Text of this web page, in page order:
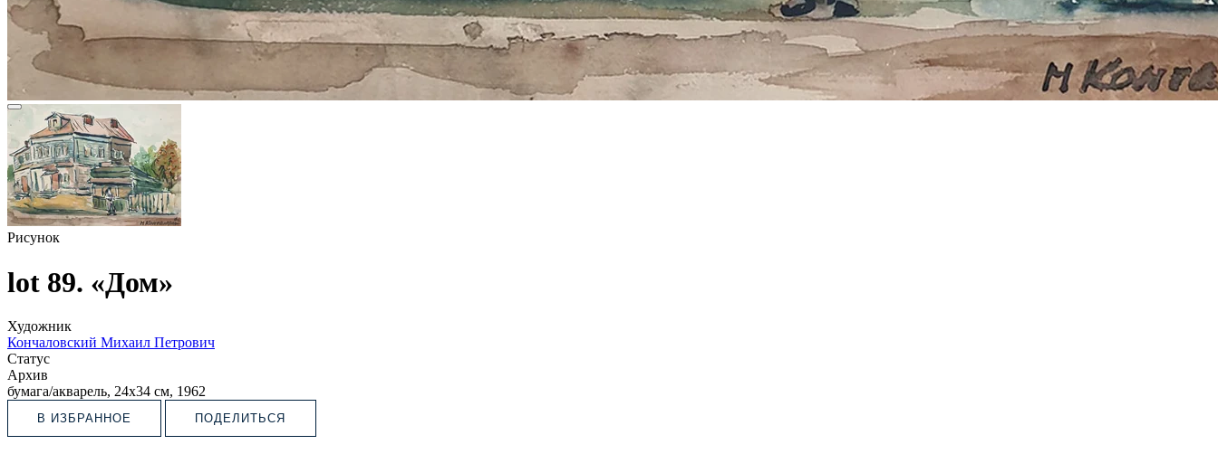
Рисунок
lot 89. «Дом»
Художник
Кончаловский Михаил Петрович
Статус
Архив
бумага/акварель, 24х34 см, 1962
В ИЗБРАННОЕ ПОДЕЛИТЬСЯ